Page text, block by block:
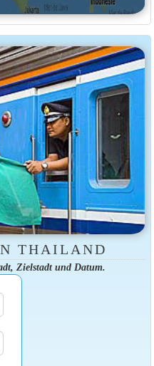
THAILAND
Zielstadt und Datum.